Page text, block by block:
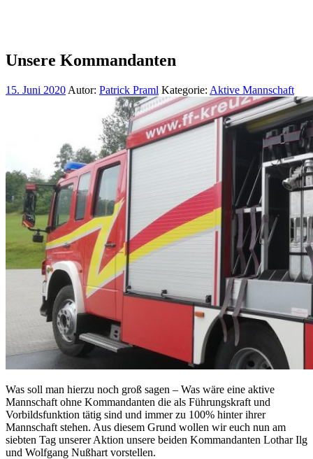
Unsere Kommandanten
15. Juni 2020 Autor: Patrick Praml Kategorie: Aktive Mannschaft
Was soll man hierzu noch groß sagen – Was wäre eine aktive
Mannschaft ohne Kommandanten die als Führungskraft und
Vorbildsfunktion tätig sind und immer zu 100% hinter ihrer
Mannschaft stehen. Aus diesem Grund wollen wir euch nun am
siebten Tag unserer Aktion unsere beiden Kommandanten Lothar Ilg
und Wolfgang Nußhart vorstellen.